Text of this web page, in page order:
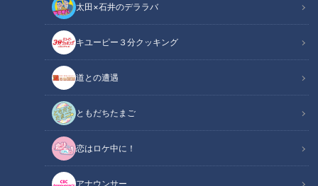
太田×石井のデララバ
キユーピー３分クッキング
道との遭遇
ともだちたまご
恋はロケ中に！
アナウンサー
CBCテレビ『デララバ』
太田×石井のデララバ
デララバ
爆笑問題・太田光と石井亮次アナウンサーが、東海地方の定番
を深掘りするバラエティ『太田×石井のデララバ』！全国で活